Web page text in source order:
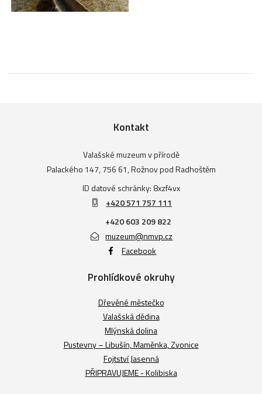
Kontakt
Valašské muzeum v přírodě
Palackého 147, 756 61, Rožnov pod Radhoštěm
ID datové schránky: 8xzf4vx
+420 571 757 111
+420 603 209 822
muzeum@nmvp.cz
Facebook
Prohlídkové okruhy
Dřevěné městečko
Valašská dědina
Mlýnská dolina
Pustevny – Libušín, Maměnka, Zvonice
Fojtství Jasenná
PŘIPRAVUJEME - Kolibiska